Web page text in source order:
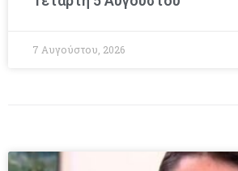
7 Αυγούστου, 2026